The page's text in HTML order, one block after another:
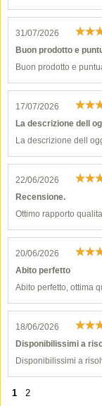
31/07/2026
Buon prodotto e
Buon prodotto e
17/07/2026
La descrizione dell
La descrizione dell
22/06/2026
Recensione.
Ottimo rapporto
20/06/2026
Abito perfetto
Abito perfetto, ottima
18/06/2026
Disponibilissimi a
Disponibilissimi a
1 2